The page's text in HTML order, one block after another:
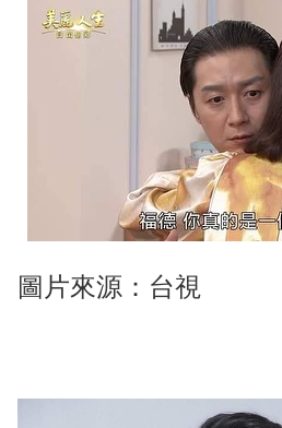
圖片來源：台視